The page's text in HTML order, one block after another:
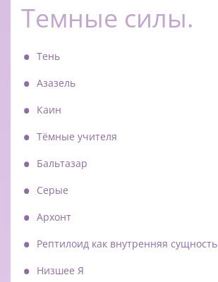
Темные силы.
Тень
Азазель
Каин
Тёмные учителя
Бальтазар
Серые
Архонт
Рептилоид как внутренняя сущность
Низшее Я